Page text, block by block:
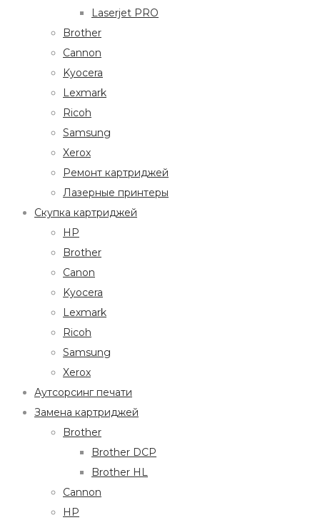
Laserjet PRO
Brother
Cannon
Kyocera
Lexmark
Ricoh
Samsung
Xerox
Ремонт картриджей
Лазерные принтеры
Скупка картриджей
HP
Brother
Canon
Kyocera
Lexmark
Ricoh
Samsung
Xerox
Аутсорсинг печати
Замена картриджей
Brother
Brother DCP
Brother HL
Cannon
HP